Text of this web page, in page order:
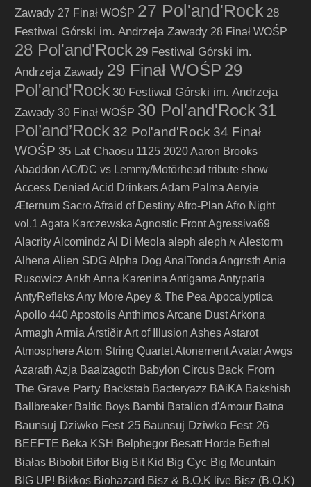
Zawady 27 Finał WOŚP 27 Pol'and'Rock 28
Festiwal Górski im. Andrzeja Zawady 28 Finał WOŚP
28 Pol'and'Rock 29 Festiwal Górski im.
Andrzeja Zawady 29 Finał WOŚP 29
Pol'and'Rock 30 Festiwal Górski im. Andrzeja
Zawady 30 Finał WOŚP 30 Pol'and'Rock31
Pol’and’Rock 32 Pol'and'Rock 34 Finał
WOŚP 35 Lat Chaosu 1125 2020Aaron Brooks
Abaddon AC/DC vs Lemmy/Motörhead tribute show
Access Denied Acid DrinkersAdam Palma Aeryie
Æternum SacroAfraid of DestinyAfro-Plan Afro Night
vol.1 Agata Karczewska Agnostic FrontAgressiva69
AlacrityAlcomindz Al Di Meola aleph aleph א Alestorm
Alhena Alien SDG Alpha Dog AnalTonda Angrrsth Ania
Rusowicz Ankh Anna Karenina Antigama Antypatia
AntyRefleksAny MoreApey & The Pea Apocalyptica
Apollo 440Apostolis AnthimosArcane DustArkona
Armagh Armia ÁrstíðirArt of Illusion AshesAstarot
AtmosphereAtom String QuartetAtonementAvatarAwgs
Azarath Azja Baalzagoth Babylon Circus Back From
The Grave Party Backstab Bacteryazz BAiKA Bakshish
Ballbreaker Baltic Boys Bambi Batalion d'Amour Batna
Baunsuj Dziwko Fest 25 Baunsuj Dziwko Fest 26
BEEFTE Beka KSH Belphegor Besatt Horde Bethel
Białas Bibobit Bifor Big Bit Kid Big Cyc Big Mountain
BIG UP! Bikkos Biohazard Bisz & B.O.K live Bisz (B.O.K)